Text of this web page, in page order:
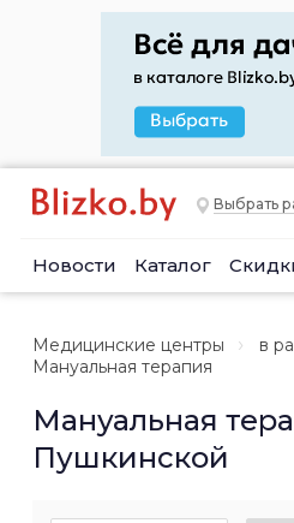
Выбрать
Новости Каталог
Медицинские центры
в
Мануальная терапия
Мануальная
Пушкинской